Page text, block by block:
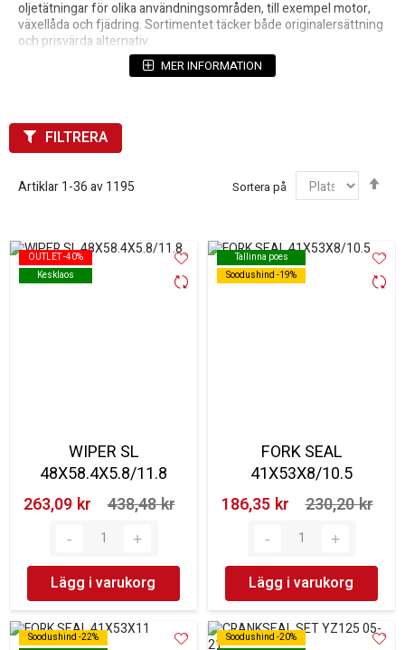
oljetätningar för olika användningsområden, till exempel motor,
växellåda och fjädring. Sortimentet täcker både originalersättning
och prisvärda alternativ.
Bland våra varumärken finns både välkända och mer prisvärda
tillverkare, så att du kan välja efter behov och budget.
Produkter för MC, ATV, cross och vattenskoter
Kvalitetsmärken som SKF, ARIETE m.fl.
MER INFORMATION
Artiklar1-36av1195 Sortera på
OUTLET -40%
Kesklaos
OUTLET -40%
Kesklaos
WIPER SL
48X58.4X5.8/11.8
263,09 kr‎
438,48 kr‎
Lägg i varukorg
Tallinna poes
Soodushind -19%
Tallinna poes
Soodushind -19%
FORK SEAL
41X53X8/10.5
186,35 kr‎
230,20 kr‎
Lägg i varukorg
Soodushind -22%
Soodushind -22%
Soodushind -20%
Soodushind -20%
FILTRERA